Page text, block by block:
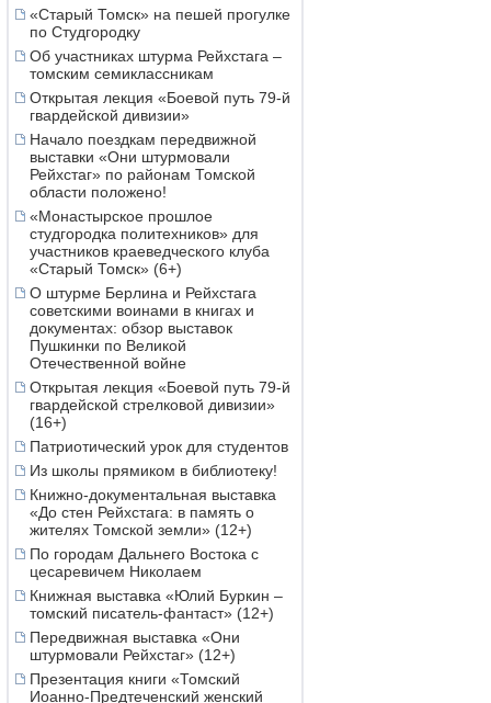
«Старый Томск» на пешей прогулке
по Студгородку
Об участниках штурма Рейхстага –
томским семиклассникам
Открытая лекция «Боевой путь 79-й
гвардейской дивизии»
Начало поездкам передвижной
выставки «Они штурмовали
Рейхстаг» по районам Томской
области положено!
«Монастырское прошлое
студгородка политехников» для
участников краеведческого клуба
«Старый Томск» (6+)
О штурме Берлина и Рейхстага
советскими воинами в книгах и
документах: обзор выставок
Пушкинки по Великой
Отечественной войне
Открытая лекция «Боевой путь 79-й
гвардейской стрелковой дивизии»
(16+)
Патриотический урок для студентов
Из школы прямиком в библиотеку!
Книжно-документальная выставка
«До стен Рейхстага: в память о
жителях Томской земли» (12+)
По городам Дальнего Востока с
цесаревичем Николаем
Книжная выставка «Юлий Буркин –
томский писатель-фантаст» (12+)
Передвижная выставка «Они
штурмовали Рейхстаг» (12+)
Презентация книги «Томский
Иоанно-Предтеченский женский